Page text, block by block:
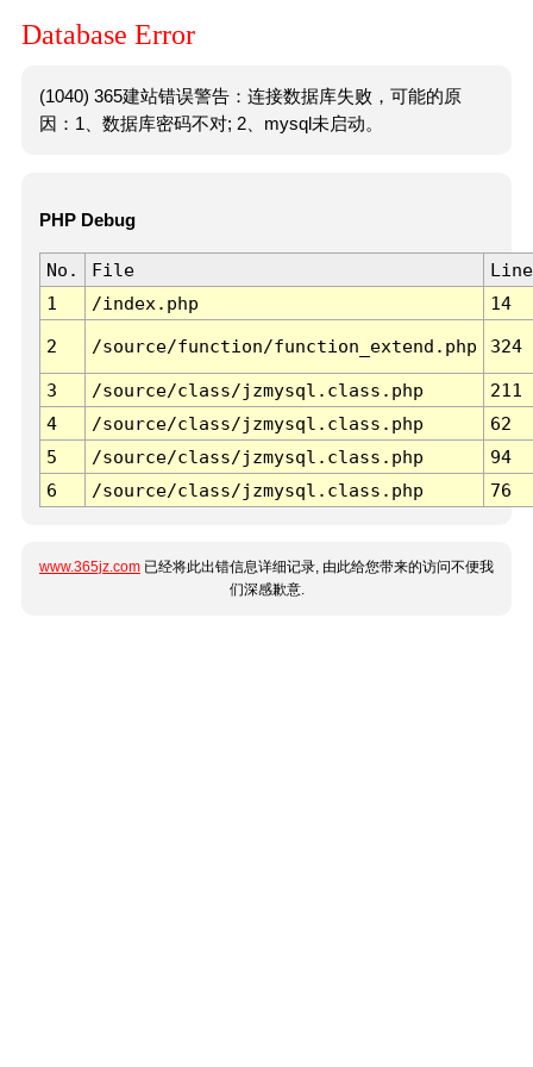
Database Error
(1040) 365建站错误警告：连接数据库失败，可能的原
因：1、数据库密码不对; 2、mysql未启动。
PHP Debug
No. File
Line
1
/index.php 14
2 /source/function/function_extend.php 324
3 /source/class/jzmysql.class.php
211
4
/source/class/jzmysql.class.php
62
5
/source/class/jzmysql.class.php
94
6
/source/class/jzmysql.class.php 76
www.365jz.com 已经将此出错信息详细记录, 由此给您带来的访问不便我
们深感歉意.